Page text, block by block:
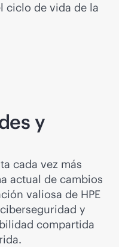
ciclo de vida de la
y
cada vez más
actual de cambios
valiosa de HPE
y
compartida